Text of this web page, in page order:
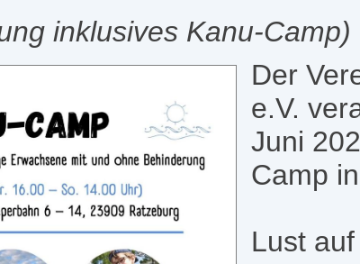
inklusives Kanu-Camp)
Der
e.V.
Juni
Camp
Lust